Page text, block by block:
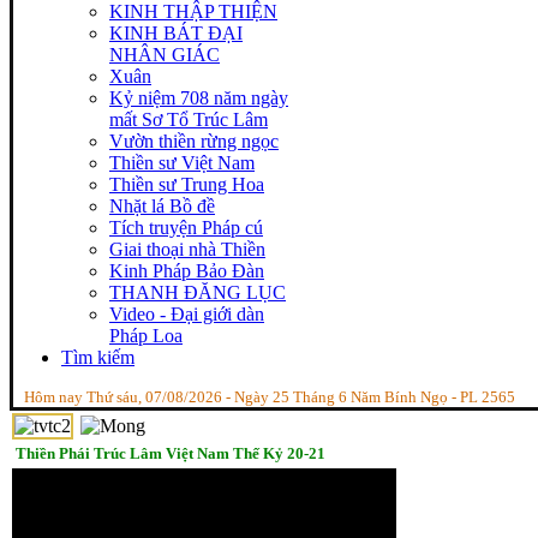
KINH THẬP THIỆN
KINH BÁT ĐẠI
NHÂN GIÁC
Xuân
Kỷ niệm 708 năm ngày
mất Sơ Tổ Trúc Lâm
Vườn thiền rừng ngọc
Thiền sư Việt Nam
Thiền sư Trung Hoa
Nhặt lá Bồ đề
Tích truyện Pháp cú
Giai thoại nhà Thiền
Kinh Pháp Bảo Đàn
THANH ĐĂNG LỤC
Video - Đại giới dàn
Pháp Loa
Tìm kiếm
Hôm nay Thứ sáu, 07/08/2026 - Ngày 25 Tháng 6 Năm Bính Ngọ - PL 2565
Thiền Phái Trúc Lâm Việt Nam Thế Kỷ 20-21